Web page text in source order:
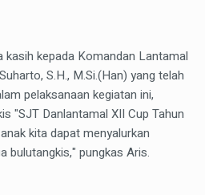
kepada Komandan Lantamal
S.H., M.Si.(Han) yang telah
pelaksanaan kegiatan ini,
"SJT Danlantamal XII Cup Tahun
kita dapat menyalurkan
bulutangkis," pungkas Aris.